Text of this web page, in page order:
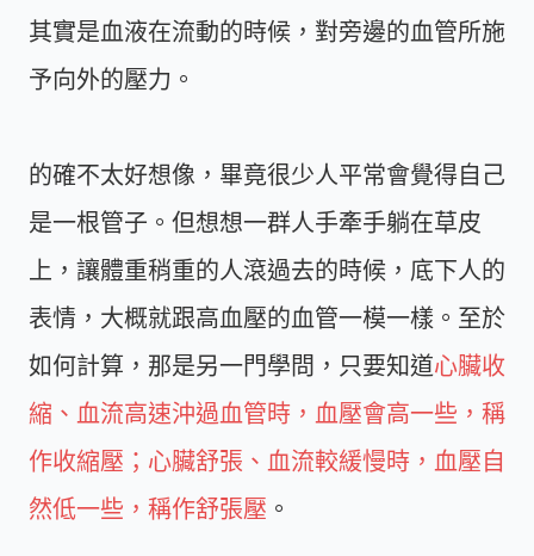
其實是血液在流動的時候，對旁邊的血管所施
予向外的壓力。
的確不太好想像，畢竟很少人平常會覺得自己
是一根管子。但想想一群人手牽手躺在草皮
上，讓體重稍重的人滾過去的時候，底下人的
表情，大概就跟高血壓的血管一模一樣。至於
如何計算，那是另一門學問，只要知道心臟收
縮、血流高速沖過血管時，血壓會高一些，稱
作收縮壓；心臟舒張、血流較緩慢時，血壓自
然低一些，稱作舒張壓 。